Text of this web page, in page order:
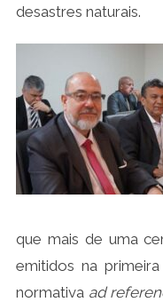
desastres naturais.
que mais de uma
emitidos na
normativa ad